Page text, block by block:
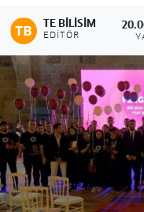
TE BILISIM
EDITÖR